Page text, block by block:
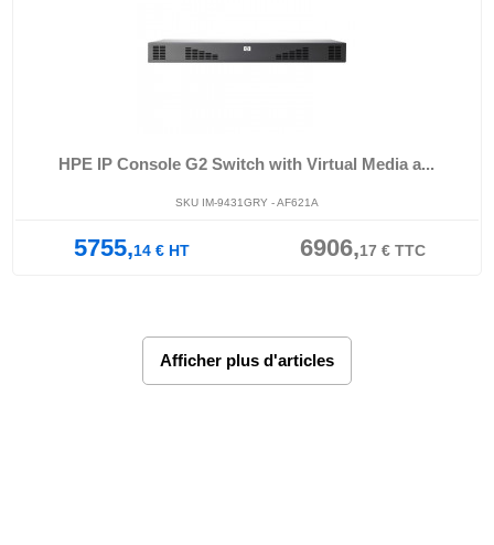
HPE IP Console G2 Switch with Virtual Media a...
SKU IM-9431GRY - AF621A
5755,14€HT 6906,17 €TTC
Afficher plus d'articles